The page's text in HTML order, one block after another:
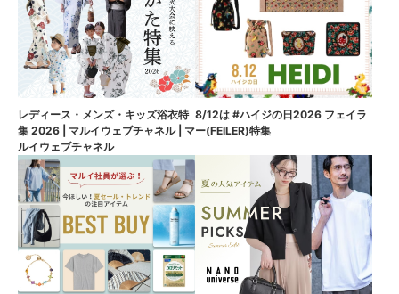
レディース・メンズ・キッズ浴衣特
集 2026 | マルイウェブチャネル | マ
ルイウェブチャネル
8/12は #ハイジの日2026 フェイラ
ー(FEILER)特集